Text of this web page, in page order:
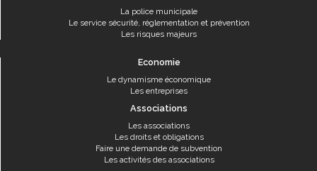
La police municipale
Le service sécurité, réglementation et prévention
Les risques majeurs
Economie
Le dynamisme économique
Les entreprises
Associations
Les associations
Les droits et obligations
Faire une demande de subvention
Les activités des associations